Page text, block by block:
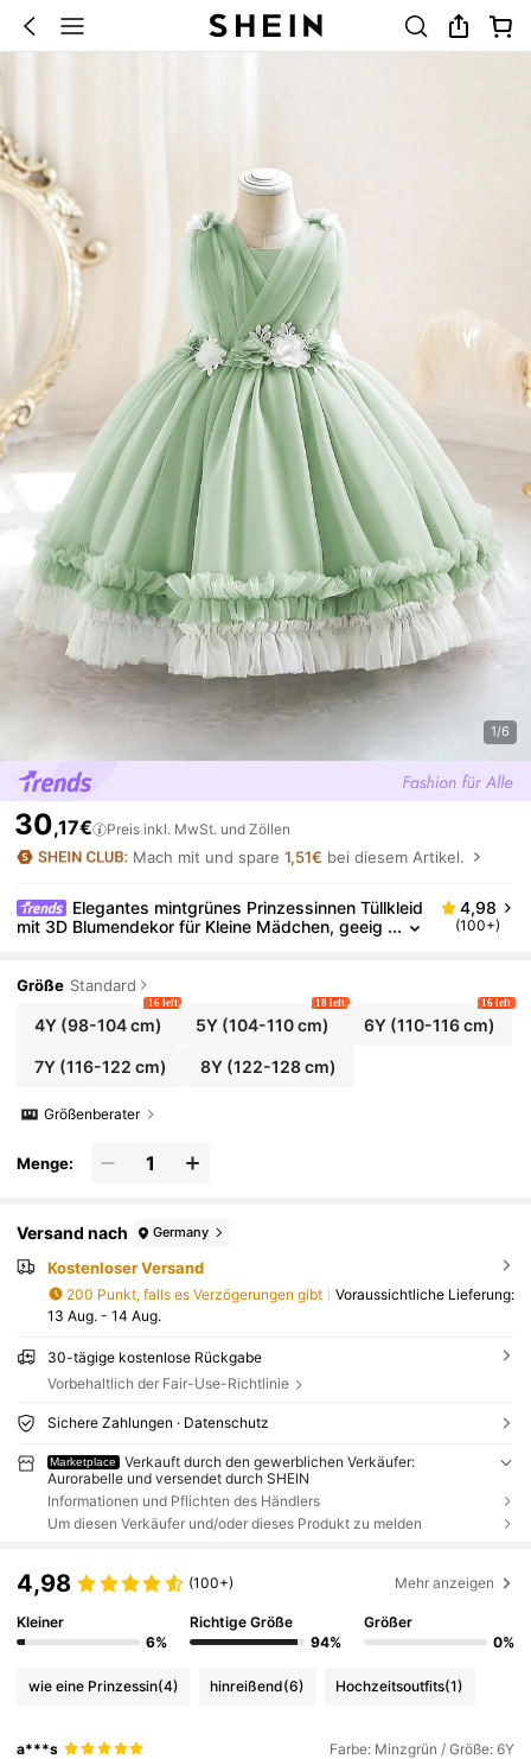
1/6
30,17€ Preis inkl. MwSt. und Zöllen
Mach mit und spare1,51€ bei diesem Artikel.
Elegantes mintgrünes Prinzessinnen Tüllkleid
mit 3D Blumendekor für Kleine Mädchen, geeig
eiten
4,98
(100+)
Größe Standard
4Y(98-104 cm)
16 left
5Y (104-110 cm)
18 left
6Y(110-116 cm)
16 left
7Y(116-122 cm) 8Y (122-128 cm)
Größenberater
Menge:
Versand nach Germany
Kostenloser Versand
200 Punkt, falls es Verzögerungen gibt
Voraussichtliche Lieferung:
13 Aug. - 14 Aug.
30-tägige kostenlose Rückgabe
Vorbehaltlich der Fair-Use-Richtlinie
Sichere Zahlungen · Datenschutz
Marketplace
Verkauft durch den gewerblichen Verkäufer:
Aurorabelle und versendet durch SHEIN
Informationen und Pflichten des Händlers
Um diesen Verkäufer und/oder dieses Produkt zu melden
4,98 (100+) Mehr anzeigen
Kleiner
6%
Richtige Größe
94%
Größer
0%
wie eine Prinzessin(4) hinreißend(6) Hochzeitsoutfits(1)
a***s Farbe: Minzgrün / Größe: 6Y